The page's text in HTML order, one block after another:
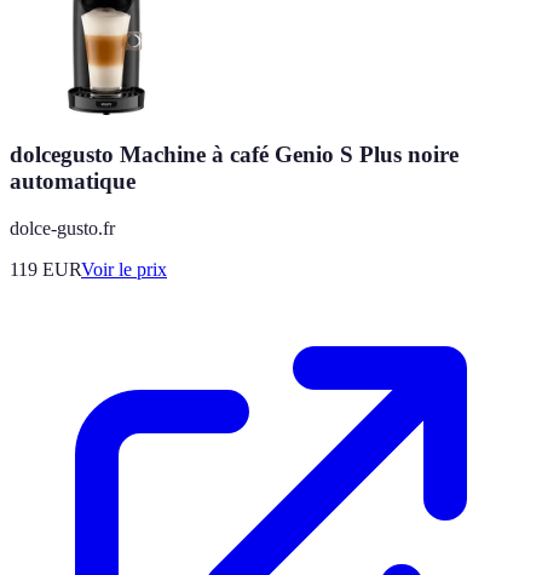
dolcegusto Machine à café Genio S Plus noire
automatique
dolce-gusto.fr
119 EURVoir le prix